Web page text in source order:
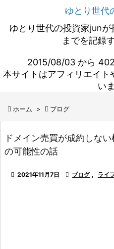
ゆとり世代
ゆとり世代の投資家junが
までを記録
2015/08/03 から
本サイトはアフィリエイト
い
 ホーム >  ブログ
ドメイン売買が成約しな
の可能性の話
 2021年11月7日  ブログ , ライ